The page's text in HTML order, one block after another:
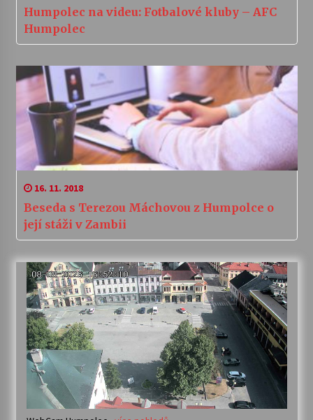
Humpolec na videu: Fotbalové kluby – AFC
Humpolec
16. 11. 2018
Beseda s Terezou Máchovou z Humpolce o
její stáži v Zambii